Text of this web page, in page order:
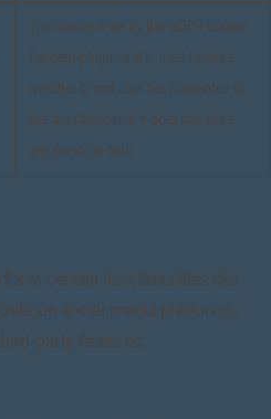
The cookie is set by the GDPR Cookie
Consent plugin and is used to store
whether or not user has consented to
the use of cookies. It does not store
any personal data.
certain functionalities like
on social media platforms,
party features.